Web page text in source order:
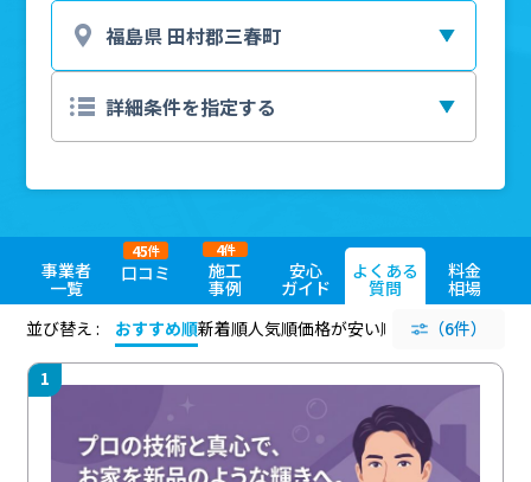
事業者
一覧
口コミ
45件
施工
事例
4件
安心
ガイド
よくある
質問
料金
相場
並び替え :
おすすめ順新着順人気順価格が安い順 評価が高い順
（6件）
1